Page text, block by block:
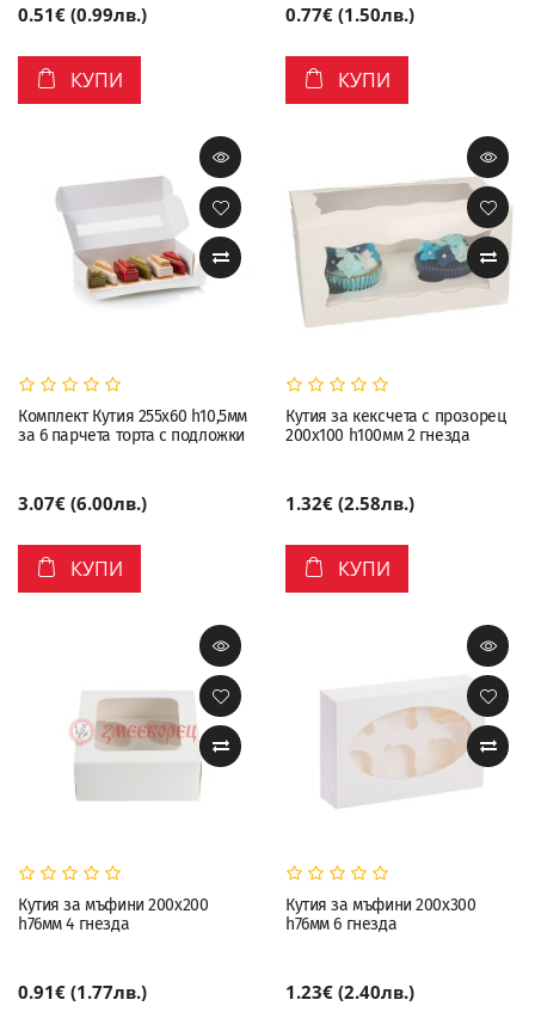
0.51€ (0.99лв.)
КУПИ
0.77€ (1.50лв.)
КУПИ
Комплект Кутия 255х60 h10,5мм
за 6 парчета торта с подложки
3.07€ (6.00лв.)
КУПИ
Кутия за кексчета с прозорец
200х100 h100мм 2 гнезда
1.32€ (2.58лв.)
КУПИ
Кутия за мъфини 200х200
h76мм 4 гнезда
0.91€ (1.77лв.)
Кутия за мъфини 200х300
h76мм 6 гнезда
1.23€ (2.40лв.)